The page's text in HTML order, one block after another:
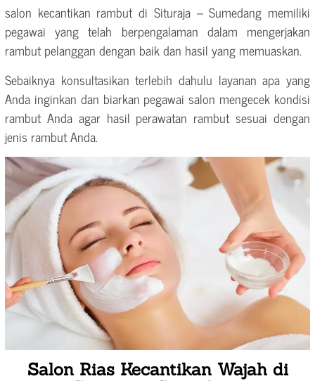
salon kecantikan rambut di Situraja – Sumedang memiliki
pegawai yang telah berpengalaman dalam mengerjakan
rambut pelanggan dengan baik dan hasil yang memuaskan.
Sebaiknya konsultasikan terlebih dahulu layanan apa yang
Anda inginkan dan biarkan pegawai salon mengecek kondisi
rambut Anda agar hasil perawatan rambut sesuai dengan
jenis rambut Anda.
Salon Rias Kecantikan Wajah di